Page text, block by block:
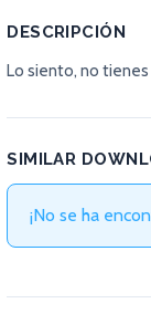
DESCRIPCIÓN
Lo siento, no
SIMILAR
¡No se ha